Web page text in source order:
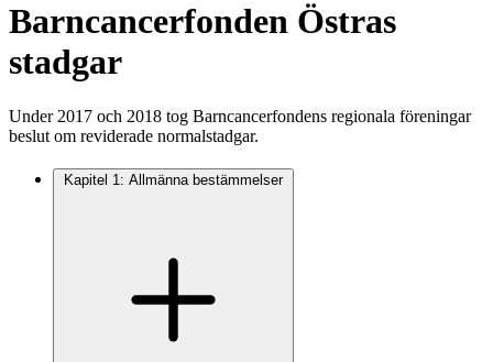
Barncancerfonden Östras
stadgar
Under 2017 och 2018 tog Barncancerfondens regionala föreningar
beslut om reviderade normalstadgar.
Kapitel 1: Allmänna bestämmelser